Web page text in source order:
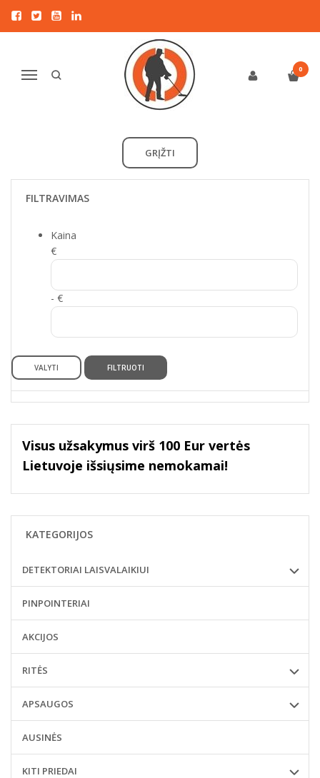
Navigacija
0
LEIDYKLA NETIMERAS (LT)
Pirkite pagal gamintoją leidykla NETIMERAS (LT)
Atsiprašome, tačiau pasirinkto gamintojo prekių šiuo metu
GRĮŽTI
FILTRAVIMAS
Kaina
€
- €
VALYTI FILTRUOTI
Visus užsakymus virš 100 Eur vertės
Lietuvoje išsiųsime nemokamai!
KATEGORIJOS
DETEKTORIAI LAISVALAIKIUI
PINPOINTERIAI
AKCIJOS
RITĖS
APSAUGOS
AUSINĖS
KITI PRIEDAI